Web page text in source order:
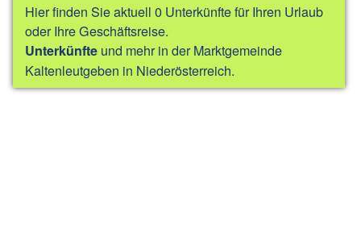
Hier finden Sie aktuell 0 Unterkünfte für Ihren Urlaub
oder Ihre Geschäftsreise.
Unterkünfte und mehr in der Marktgemeinde
Kaltenleutgeben in Niederösterreich.